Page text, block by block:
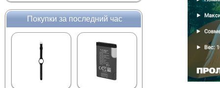
Покупки за последний час